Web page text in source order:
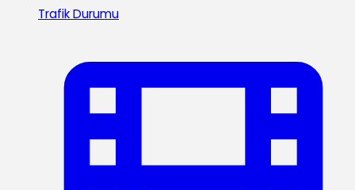
Trafik Durumu